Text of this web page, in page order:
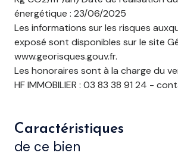
énergétique : 23/06/2025
Les informations sur les risques
exposé sont disponibles sur le site
www.georisques.gouv.fr.
Les honoraires sont à la charge du
HF IMMOBILIER : 03 83 38 91 24 -
Caractéristiques
de ce bien